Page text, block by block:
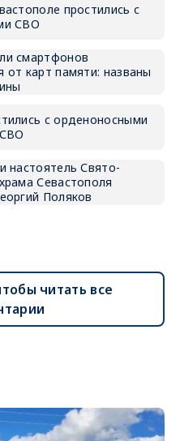
простились с
СВО
смартфонов
от карт памяти: названы
с орденоносными
настоятель Свято-
Севастополя
Поляков
читать все